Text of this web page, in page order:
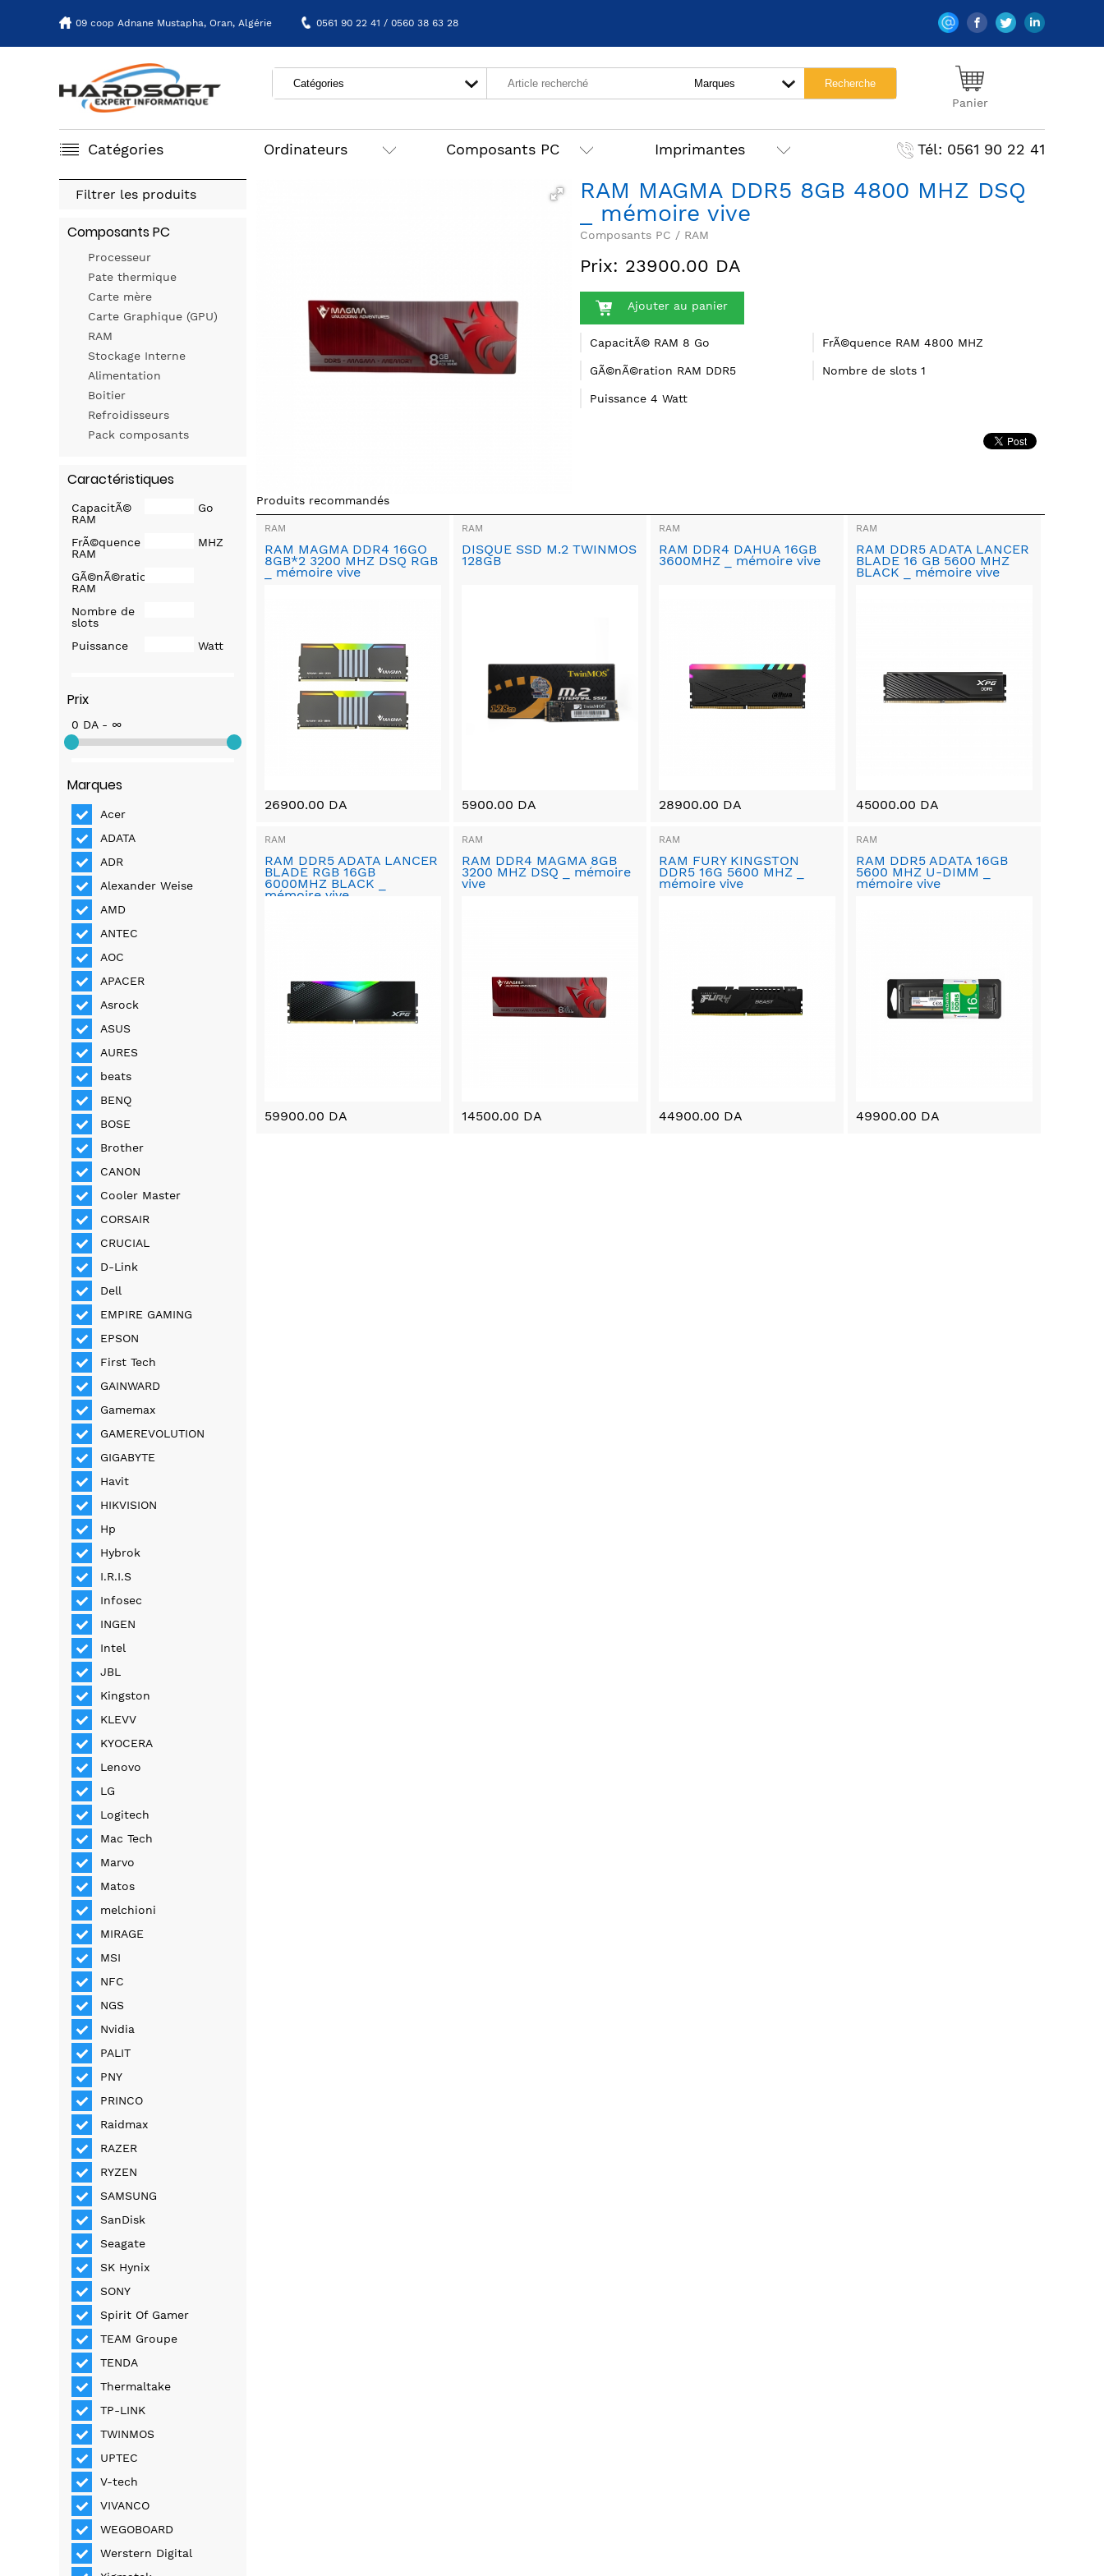
09 coop Adnane Mustapha, Oran, Algérie 0561 90 22 41 / 0560 38 63 28
Panier
Catégories Ordinateurs Composants PC Imprimantes Tél: 0561 90 22 41
RAM MAGMA DDR5 8GB 4800 MHZ DSQ
_ mémoire vive
Composants PC / RAM
Prix: 23900.00 DA
Ajouter au panier
CapacitÃ© RAM 8 Go FrÃ©quence RAM 4800 MHZ
GÃ©nÃ©ration RAM DDR5 Nombre de slots 1
Puissance 4 Watt
Produits recommandés
RAM
RAM MAGMA DDR4 16GO
8GB*2 3200 MHZ DSQ RGB
_ mémoire vive
26900.00 DA
RAM
DISQUE SSD M.2 TWINMOS
128GB
5900.00 DA
RAM
RAM DDR4 DAHUA 16GB
3600MHZ _ mémoire vive
28900.00 DA
RAM
RAM DDR5 ADATA LANCER
BLADE 16 GB 5600 MHZ
BLACK _ mémoire vive
45000.00 DA
RAM
RAM DDR5 ADATA LANCER
BLADE RGB 16GB
6000MHZ BLACK _
mémoire vive
59900.00 DA
RAM
RAM DDR4 MAGMA 8GB
3200 MHZ DSQ _ mémoire
vive
14500.00 DA
RAM
RAM FURY KINGSTON
DDR5 16G 5600 MHZ _
mémoire vive
44900.00 DA
RAM
RAM DDR5 ADATA 16GB
5600 MHZ U-DIMM _
mémoire vive
49900.00 DA
Filtrer les produits
Composants PC
Processeur
Pate thermique
Carte mère
Carte Graphique (GPU)
RAM
Stockage Interne
Alimentation
Boitier
Refroidisseurs
Pack composants
Caractéristiques
CapacitÃ©
RAM
Go
FrÃ©quence
RAM
MHZ
GÃ©nÃ©ration
RAM
Nombre de
slots
Puissance
Watt
Prix
0 DA - ∞
Marques
Acer
ADATA
ADR
Alexander Weise
AMD
ANTEC
AOC
APACER
Asrock
ASUS
AURES
beats
BENQ
BOSE
Brother
CANON
Cooler Master
CORSAIR
CRUCIAL
D-Link
Dell
EMPIRE GAMING
EPSON
First Tech
GAINWARD
Gamemax
GAMEREVOLUTION
GIGABYTE
Havit
HIKVISION
Hp
Hybrok
I.R.I.S
Infosec
INGEN
Intel
JBL
Kingston
KLEVV
KYOCERA
Lenovo
LG
Logitech
Mac Tech
Marvo
Matos
melchioni
MIRAGE
MSI
NFC
NGS
Nvidia
PALIT
PNY
PRINCO
Raidmax
RAZER
RYZEN
SAMSUNG
SanDisk
Seagate
SK Hynix
SONY
Spirit Of Gamer
TEAM Groupe
TENDA
Thermaltake
TP-LINK
TWINMOS
UPTEC
V-tech
VIVANCO
WEGOBOARD
Werstern Digital